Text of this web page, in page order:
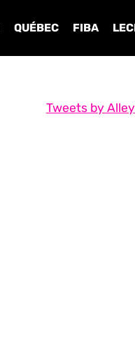
QUÉBEC FIBA
Tweets by